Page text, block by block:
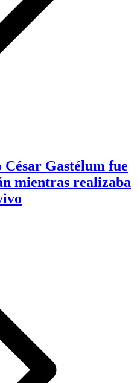
Gastélum fue
mientras realizaba